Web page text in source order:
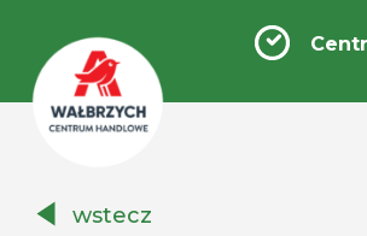
Handlowe
wstecz